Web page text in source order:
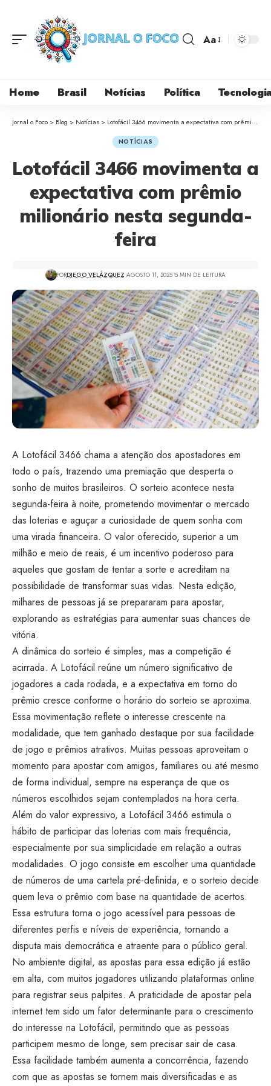
Aa
Home Brasil Notícias Política
Jornal o Foco > Blog > Notícias > Lotofácil 3466 movimenta a expectativa com prêmio milionário nesta segunda-feira
NOTÍCIAS
Lotofácil 3466 movimenta a
expectativa com prêmio
milionário nesta segunda-
feira
PORDIEGO VELÁZQUEZ AGOSTO 11, 2025 5 MIN DE LEITURA
A Lotofácil 3466 chama a atenção dos apostadores em
todo o país, trazendo uma premiação que desperta o
sonho de muitos brasileiros. O sorteio acontece nesta
segunda-feira à noite, prometendo movimentar o mercado
das loterias e aguçar a curiosidade de quem sonha com
uma virada financeira. O valor oferecido, superior a um
milhão e meio de reais, é um incentivo poderoso para
aqueles que gostam de tentar a sorte e acreditam na
possibilidade de transformar suas vidas. Nesta edição,
milhares de pessoas já se prepararam para apostar,
explorando as estratégias para aumentar suas chances de
vitória.
A dinâmica do sorteio é simples, mas a competição é
acirrada. A Lotofácil reúne um número significativo de
jogadores a cada rodada, e a expectativa em torno do
prêmio cresce conforme o horário do sorteio se aproxima.
Essa movimentação reflete o interesse crescente na
modalidade, que tem ganhado destaque por sua facilidade
de jogo e prêmios atrativos. Muitas pessoas aproveitam o
momento para apostar com amigos, familiares ou até mesmo
de forma individual, sempre na esperança de que os
números escolhidos sejam contemplados na hora certa.
Além do valor expressivo, a Lotofácil 3466 estimula o
hábito de participar das loterias com mais frequência,
especialmente por sua simplicidade em relação a outras
modalidades. O jogo consiste em escolher uma quantidade
de números de uma cartela pré-definida, e o sorteio decide
quem leva o prêmio com base na quantidade de acertos.
Essa estrutura torna o jogo acessível para pessoas de
diferentes perfis e níveis de experiência, tornando a
disputa mais democrática e atraente para o público geral.
No ambiente digital, as apostas para essa edição já estão
em alta, com muitos jogadores utilizando plataformas online
para registrar seus palpites. A praticidade de apostar pela
internet tem sido um fator determinante para o crescimento
do interesse na Lotofácil, permitindo que as pessoas
participem mesmo de longe, sem precisar sair de casa.
Essa facilidade também aumenta a concorrência, fazendo
com que as apostas se tornem mais diversificadas e as